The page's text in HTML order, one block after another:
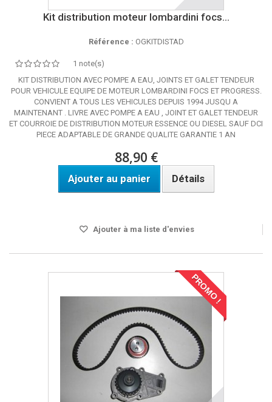
Kit distribution moteur lombardini focs...
Référence : OGKITDISTAD
1 note(s)
KIT DISTRIBUTION AVEC POMPE A EAU, JOINTS ET GALET TENDEUR
POUR VEHICULE EQUIPE DE MOTEUR LOMBARDINI FOCS ET PROGRESS.
CONVIENT A TOUS LES VEHICULES DEPUIS 1994 JUSQU A
MAINTENANT . LIVRE AVEC POMPE A EAU , JOINT ET GALET TENDEUR
ET COURROIE DE DISTRIBUTION MOTEUR ESSENCE OU DIESEL SAUF DCI
PIECE ADAPTABLE DE GRANDE QUALITE GARANTIE 1 AN
88,90 €
Ajouter au panier Détails
Ajouter à ma liste d'envies
PROMO !